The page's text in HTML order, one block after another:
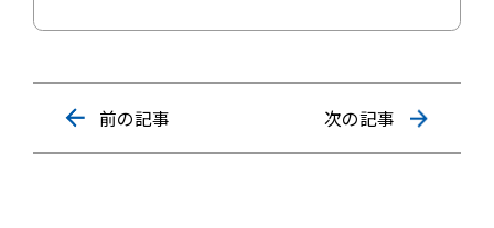
前の記事 次の記事